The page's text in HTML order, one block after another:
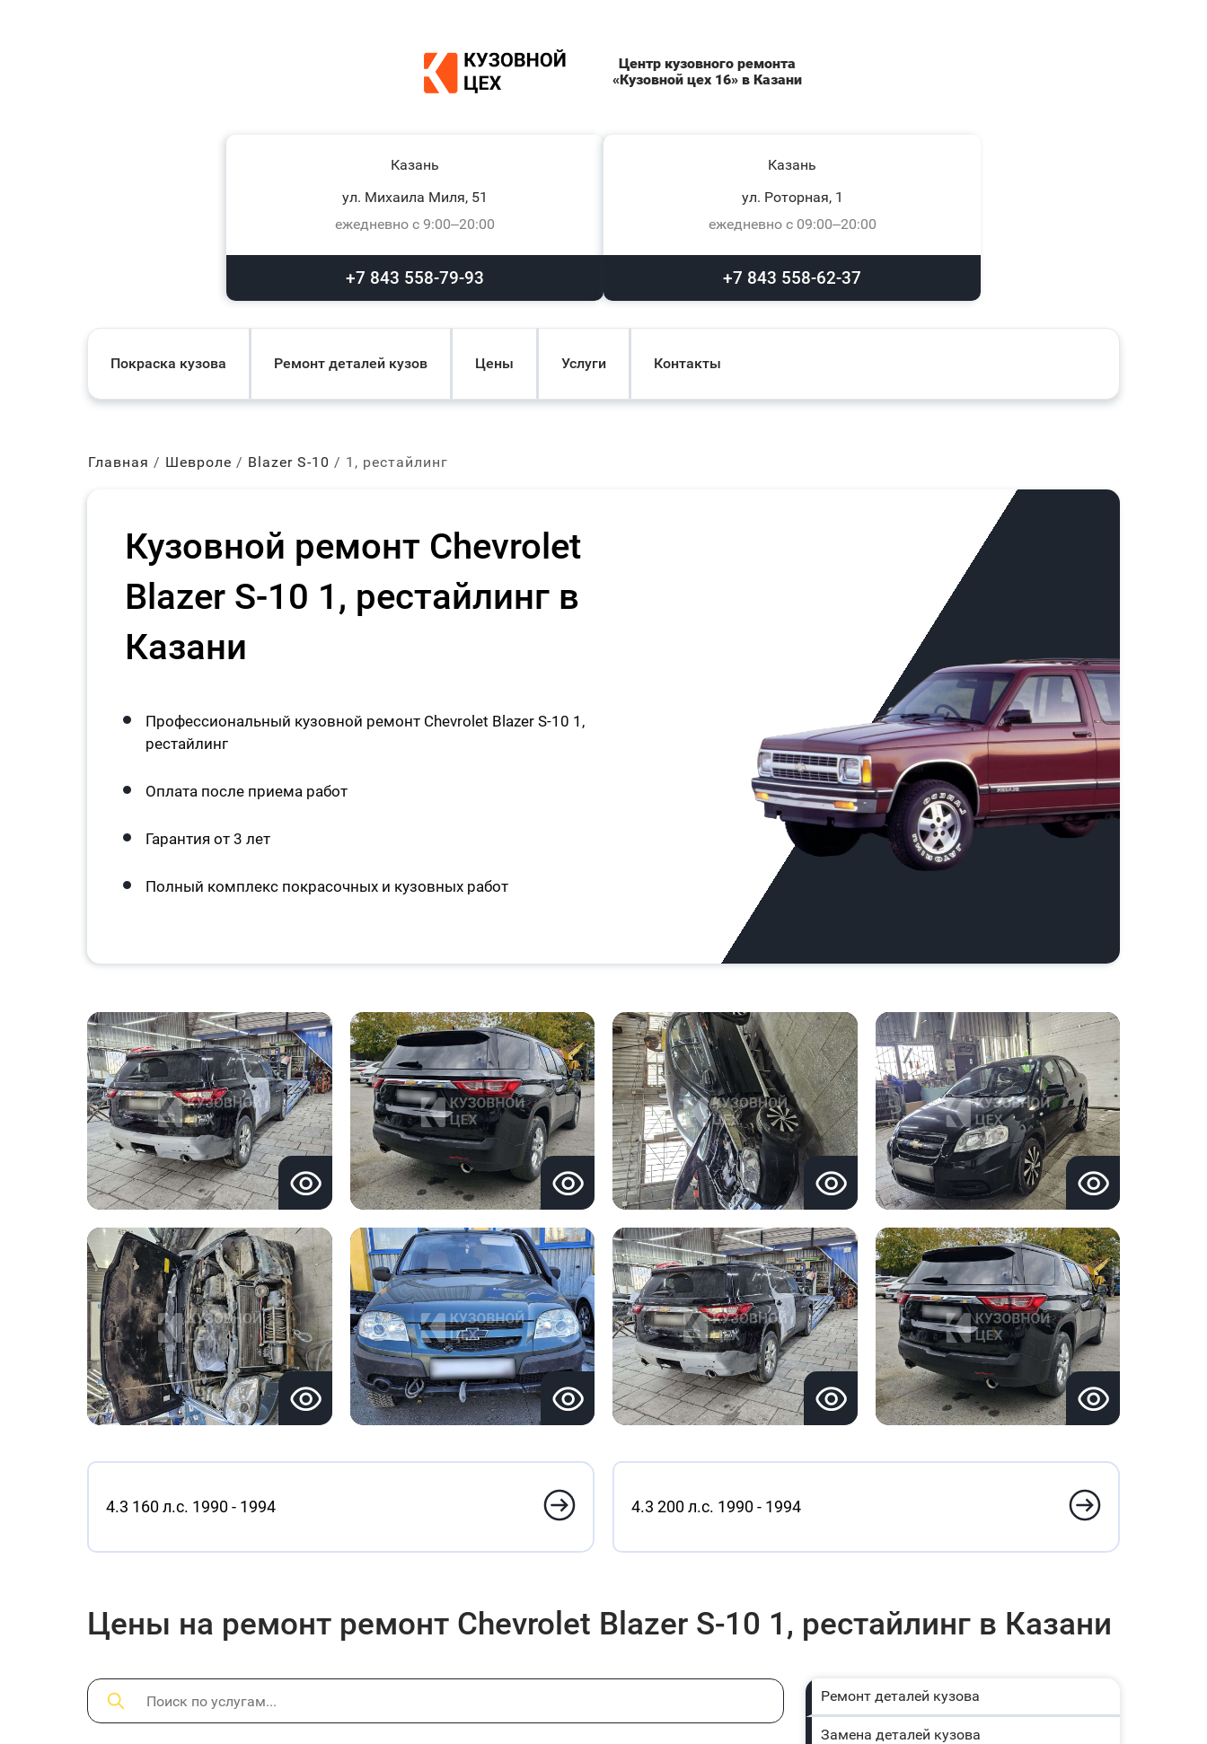
Центр кузовного ремонта
«Кузовной цех 16» в Казани
Казань
ул. Михаила Миля, 51
ежедневно с 9:00–20:00
+7 843 558-79-93
Казань
ул. Роторная, 1
ежедневно с 09:00–20:00
+7 843 558-62-37
Покраска кузова Ремонт деталей кузов Цены Услуги Контакты
Главная Шевроле Blazer S-10 1, рестайлинг
Кузовной ремонт Chevrolet
Blazer S-10 1, рестайлинг в
Казани
Профессиональный кузовной ремонт Chevrolet Blazer S-10 1,
рестайлинг
Оплата после приема работ
Гарантия от 3 лет
Полный комплекс покрасочных и кузовных работ
4.3 160 л.с. 1990 - 1994 4.3 200 л.с. 1990 - 1994
Цены на ремонт ремонт Chevrolet Blazer S-10 1, рестайлинг в Казани
Ремонт деталей кузова
Замена деталей кузова